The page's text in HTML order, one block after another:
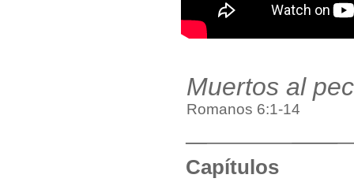
Capítulos
Muertos al
Romanos 6:1-14